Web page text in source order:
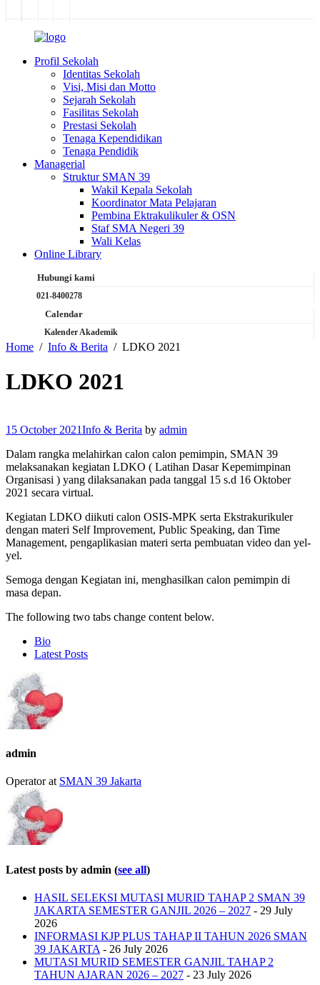
Profil Sekolah
Identitas Sekolah
Visi, Misi dan Motto
Sejarah Sekolah
Fasilitas Sekolah
Prestasi Sekolah
Tenaga Kependidikan
Tenaga Pendidik
Managerial
Struktur SMAN 39
Wakil Kepala Sekolah
Koordinator Mata Pelajaran
Pembina Ektrakulikuler & OSN
Staf SMA Negeri 39
Wali Kelas
Online Library
Hubungi kami
021-8400278
Calendar
Kalender Akademik
Home Info & Berita LDKO 2021
LDKO 2021
15 October 2021Info & Berita by admin
Dalam rangka melahirkan calon calon pemimpin, SMAN 39
melaksanakan kegiatan LDKO ( Latihan Dasar Kepemimpinan
Organisasi ) yang dilaksanakan pada tanggal 15 s.d 16 Oktober
2021 secara virtual.
Kegiatan LDKO diikuti calon OSIS-MPK serta Ekstrakurikuler
dengan materi Self Improvement, Public Speaking, dan Time
Management, pengaplikasian materi serta pembuatan video dan yel-
yel.
Semoga dengan Kegiatan ini, menghasilkan calon pemimpin di
masa depan.
The following two tabs change content below.
Bio
Latest Posts
admin
Operatorat SMAN 39 Jakarta
Latest posts by admin (see all)
HASIL SELEKSI MUTASI MURID TAHAP 2 SMAN 39
JAKARTA SEMESTER GANJIL 2026 – 2027 - 29 July
2026
INFORMASI KJP PLUS TAHAP II TAHUN 2026 SMAN
39 JAKARTA - 26 July 2026
MUTASI MURID SEMESTER GANJIL TAHAP 2
TAHUN AJARAN 2026 – 2027 - 23 July 2026